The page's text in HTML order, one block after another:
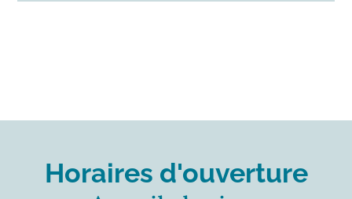
Horaires d'ouverture